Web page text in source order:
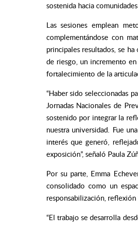
sostenida hacia
Las sesiones emplean
complementándose con
principales resultados, se
de riesgo, un incremento
fortalecimiento de la
“Haber sido seleccionadas
Jornadas Nacionales de
sostenido por integrar la
nuestra universidad. Fue
interés que generó,
exposición”, señaló Paula
Por su parte, Emma
consolidado como un
responsabilización,
“El trabajo se desarrolla